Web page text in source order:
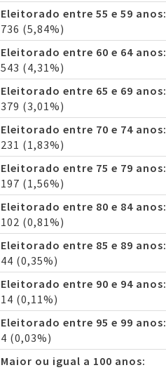
Eleitorado entre 55 e 59 anos:
736 (5,84%)
Eleitorado entre 60 e 64 anos:
543 (4,31%)
Eleitorado entre 65 e 69 anos:
379 (3,01%)
Eleitorado entre 70 e 74 anos:
231 (1,83%)
Eleitorado entre 75 e 79 anos:
197 (1,56%)
Eleitorado entre 80 e 84 anos:
102 (0,81%)
Eleitorado entre 85 e 89 anos:
44 (0,35%)
Eleitorado entre 90 e 94 anos:
14 (0,11%)
Eleitorado entre 95 e 99 anos:
4 (0,03%)
Maior ou igual a 100 anos: